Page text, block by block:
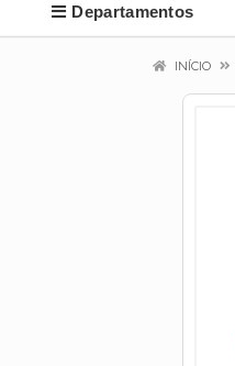
Departamentos
INÍCIO